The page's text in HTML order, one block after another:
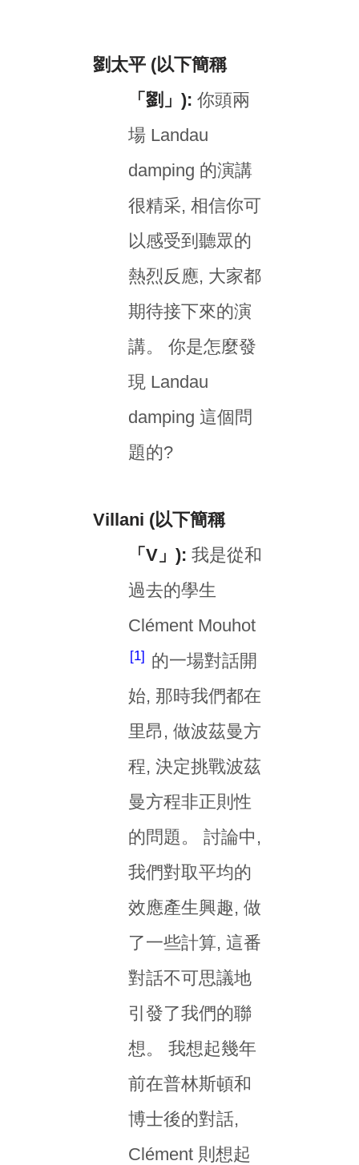
劉太平 (以下簡稱
「劉」): 你頭兩
場 Landau
damping 的演講
很精采, 相信你可
以感受到聽眾的
熱烈反應, 大家都
期待接下來的演
講。 你是怎麼發
現 Landau
damping 這個問
題的?
Villani (以下簡稱
「V」): 我是從和
過去的學生
Clément Mouhot
1
的一場對話開
始, 那時我們都在
里昂, 做波茲曼方
程, 決定挑戰波茲
曼方程非正則性
的問題。 討論中,
我們對取平均的
效應產生興趣, 做
了一些計算, 這番
對話不可思議地
引發了我們的聯
想。 我想起幾年
前在普林斯頓和
博士後的對話,
Clément 則想起